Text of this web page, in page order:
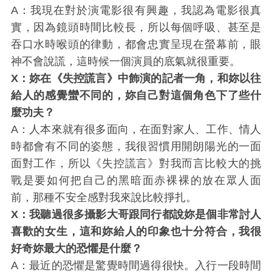
A：我現在對於演電影很有興趣，我認為電影很真
實，因為鏡頭時間比較長，所以每個呼吸、甚至是
吞口水時喉頭的律動，都會忠實呈現在螢幕前，眼
神不會說謊，這時候一個演員的底氣就很重要。
X：妳在《失控謊言》中飾演的記者一角，和妳以往
給人的感覺蠻不同的，妳自己對這個角色下了些什
麼功夫？
A：人本來就有很多面向，在面對家人、工作、情人
時都會有不同的姿態，我很習慣用開朗陽光的一面
面對工作，所以《失控謊言》對我而言比較大的挑
戰是要如何把自己的黑暗面赤裸裸的放在眾人面
前，那種不安全感對我來說比較掙扎。
X：我聽過很多攝影大哥跟同行都說妳是個非常討人
喜歡的女生，這和妳給人的印象也十分符合，我很
好奇妳最大的恐懼是什麼？
A：最近的恐懼是驚覺時間過得很快。入行一段時間